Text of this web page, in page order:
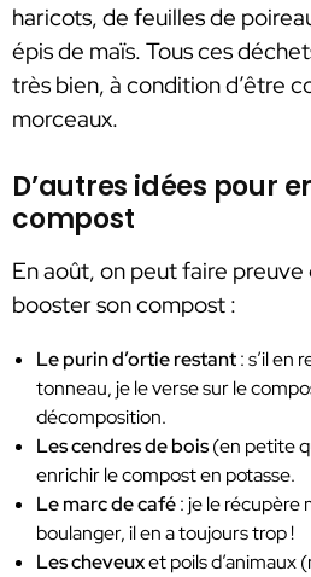
haricots, de feuilles de
épis de maïs. Tous ces
très bien, à condition d’être
morceaux.
D’autres idées pour
compost
En août, on peut faire
booster son compost :
Le purin d’ortie restant: s’il en
tonneau, je le verse sur le
décomposition.
Les cendres de bois(en petite
enrichir le compost en potasse.
Le marc de café: je le récupère
boulanger, il en a toujours trop !
Les cheveuxet poils d’animaux